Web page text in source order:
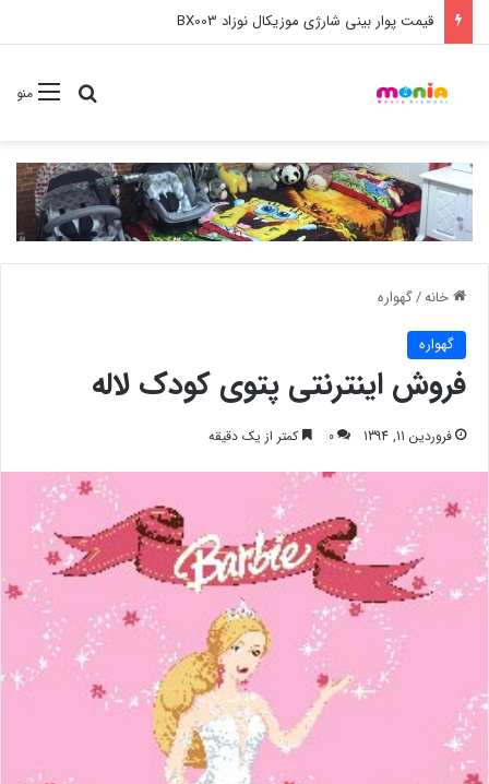
خرید عمده ست مانیکور نوزاد خارجی
منوجستجو
خانه/گهواره
گهواره
فروش اینترنتی پتوی کودک لاله
فروردین 11, 1394 0 کمتر از یک دقیقه